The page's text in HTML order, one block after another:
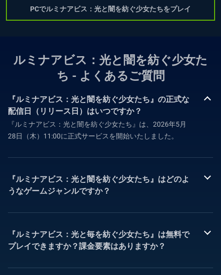
PCでルミナアビス：光と闇を紡ぐ少女たちをプレイ
ルミナアビス：光と闇を紡ぐ少女た
ち - よくあるご質問
『ルミナアビス：光と闇を紡ぐ少女たち』の正式な
配信日（リリース日）はいつですか？
『ルミナアビス：光と闇を紡ぐ少女たち』は、2026年5月
28日（木）11:00に正式サービスを開始いたしました。
『ルミナアビス：光と闇を紡ぐ少女たち』はどのよ
うなゲームジャンルですか？
『ルミナアビス：光と毎を紡ぐ少女たち』は無料で
プレイできますか？課金要素はありますか？